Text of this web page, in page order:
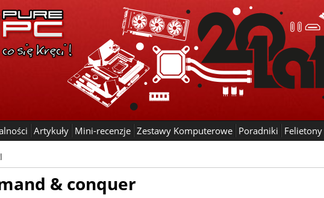
Artykuły Mini-recenzje Zestawy Komputerowe Poradniki Felietony
& conquer